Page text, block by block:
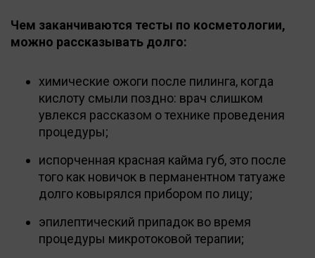
Чем заканчиваются тесты по косметологии,
можно рассказывать долго:
химические ожоги после пилинга, когда
кислоту смыли поздно: врач слишком
увлекся рассказом о технике проведения
процедуры;
испорченная красная кайма губ, это после
того как новичок в перманентном татуаже
долго ковырялся прибором по лицу;
эпилептический припадок во время
процедуры микротоковой терапии;